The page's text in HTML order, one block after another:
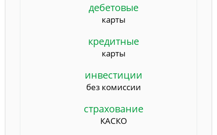
дебетовые
карты
кредитные
карты
инвестиции
без комиссии
страхование
КАСКО